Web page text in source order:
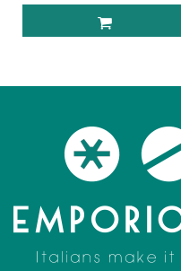
CARRELLO